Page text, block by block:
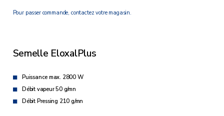
Pour passer commande, contactez votre magasin.
Semelle EloxalPlus
Puissance max. 2800 W
Débit vapeur 50 g/mn
Débit Pressing 210 g/mn